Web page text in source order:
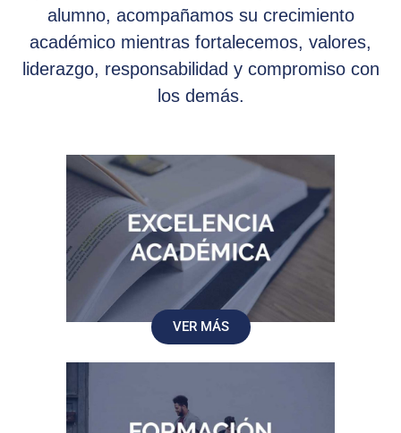
alumno, acompañamos su crecimiento
académico mientras fortalecemos, valores,
liderazgo, responsabilidad y compromiso con
los demás.
VER MÁS